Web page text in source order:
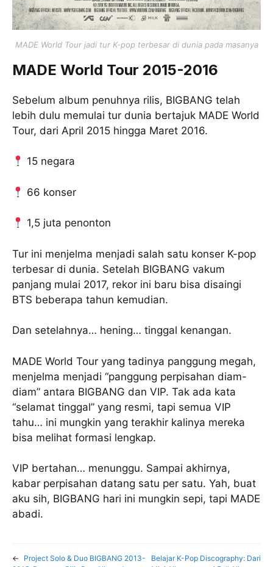
MADE World Tour jadi tur K-pop terbesar di dunia pada masanya
MADE World Tour 2015-2016
Sebelum album penuhnya rilis, BIGBANG telah
lebih dulu memulai tur dunia bertajuk MADE World
Tour, dari April 2015 hingga Maret 2016.
15 negara
66 konser
1,5 juta penonton
Tur ini menjelma menjadi salah satu konser K-pop
terbesar di dunia. Setelah BIGBANG vakum
panjang mulai 2017, rekor ini baru bisa disaingi
BTS beberapa tahun kemudian.
Dan setelahnya… hening… tinggal kenangan.
MADE World Tour yang tadinya panggung megah,
menjelma menjadi “panggung perpisahan diam-
diam” antara BIGBANG dan VIP. Tak ada kata
“selamat tinggal” yang resmi, tapi semua VIP
tahu… ini mungkin yang terakhir kalinya mereka
bisa melihat formasi lengkap.
VIP bertahan… menunggu. Sampai akhirnya,
kabar perpisahan datang satu per satu. Yah, buat
aku sih, BIGBANG hari ini mungkin sepi, tapi MADE
abadi.
←
Project Solo & Duo BIGBANG 2013-
Belajar K-Pop Discography: Dari